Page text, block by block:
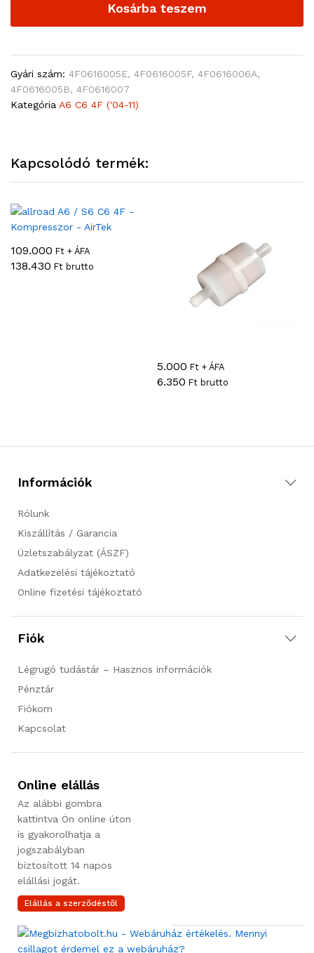
Kosárba teszem
Gyári szám: 4F0616005E, 4F0616005F, 4F0616006A,
4F0616005B, 4F0616007
Kategória A6 C6 4F ('04-11)
Kapcsolódó termék:
109.000 Ft + ÁFA
138.430 Ft brutto
5.000 Ft + ÁFA
6.350 Ft brutto
Információk
Rólunk
Kiszállítás / Garancia
Üzletszabályzat (ÁSZF)
Adatkezelési tájékoztató
Online fizetési tájékoztató
Fiók
Légrugó tudástár – Hasznos információk
Pénztár
Fiókom
Kapcsolat
Online elállás
Az alábbi gombra
kattintva Ön online úton
is gyakorolhatja a
jogszabályban
biztosított 14 napos
elállási jogát.
Elállás a szerződéstől